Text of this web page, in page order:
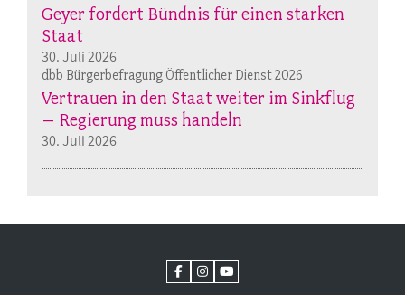
Geyer fordert Bündnis für einen starken
Staat
30. Juli 2026
dbb Bürgerbefragung Öffentlicher Dienst 2026
Vertrauen in den Staat weiter im Sinkflug
– Regierung muss handeln
30. Juli 2026